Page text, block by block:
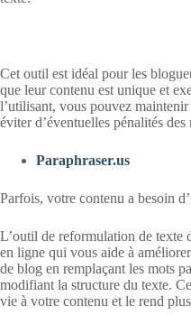
Cet outil est idéal pour les
que leur contenu est unique et
l’utilisant, vous pouvez
éviter d’éventuelles pénalités
Paraphraser.us
Parfois, votre contenu a besoin
L’outil de reformulation de texte
en ligne qui vous aide à
de blog en remplaçant les mots
modifiant la structure du texte.
vie à votre contenu et le rend